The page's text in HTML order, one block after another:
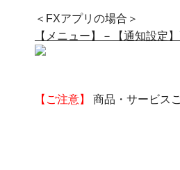
＜FXアプリの場合＞
【メニュー】－【通知設定
【ご注意】 商品・サービス